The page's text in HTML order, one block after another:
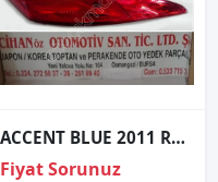
ACCENT BLUE 2011 R-L STOP...
Fiyat Sorunuz